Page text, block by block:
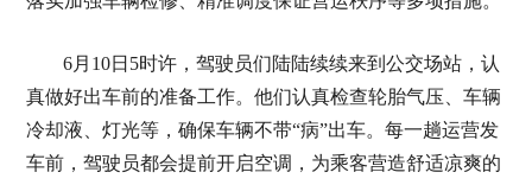
6月10日5时许，驾驶员们陆陆续续来到公交场站，认
真做好出车前的准备工作。他们认真检查轮胎气压、车辆
冷却液、灯光等，确保车辆不带“病”出车。每一趟运营发
车前，驾驶员都会提前开启空调，为乘客营造舒适凉爽的